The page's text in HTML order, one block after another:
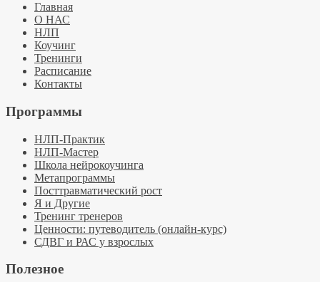
Главная
О НАС
НЛП
Коучинг
Тренинги
Расписание
Контакты
Программы
НЛП-Практик
НЛП-Мастер
Школа нейрокоучинга
Метапрограммы
Посттравматический рост
Я и Другие
Тренинг тренеров
Ценности: путеводитель (онлайн-курс)
СДВГ и РАС у взрослых
Полезное